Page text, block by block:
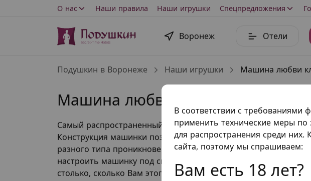
В соответствии с требованиями
применить технические меры
для распространения среди них.
сайта, поэтому мы спрашиваем:
Вам есть 18 лет?
О нас Наши правила Наши игрушки Спецпредложения
Воронеж Отели
Подушкин в Воронеже Наши игрушки Машина любви
Машина любви классическая
Самый распространенный тип секс-машин представляет
Конструкция машинки позволяет регулировать угол
разного типа проникновений. Пульт управления позволяет
настроить машинку под свои потребности, несомненным ее
столько, сколько Вам этого захочется.